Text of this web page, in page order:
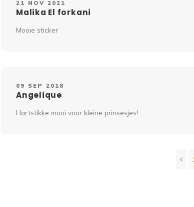
21 NOV 2021
Malika El forkani
Mooie sticker
09 SEP 2018
Angelique
Hartstikke mooi voor kleine prinsesjes!